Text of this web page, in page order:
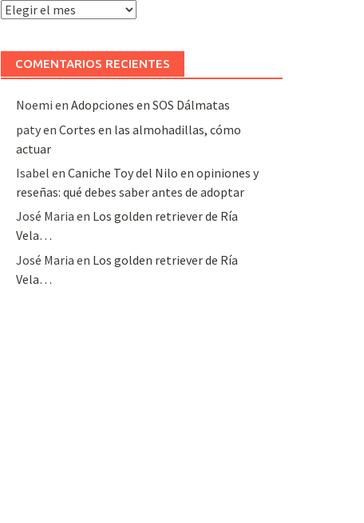
Archivo
artículos
COMENTARIOS RECIENTES
Noemi en Adopciones en SOS Dálmatas
patyen Cortes en las almohadillas, cómo
actuar
Isabel en Caniche Toy del Nilo en opiniones y
reseñas: qué debes saber antes de adoptar
José Maria en Los golden retriever de Ría
Vela…
José Maria en Los golden retriever de Ría
Vela…